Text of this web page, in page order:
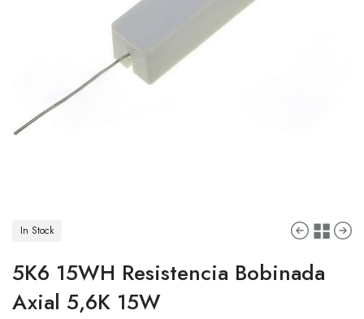
In Stock
5K6 15WH Resistencia Bobinada
Axial 5,6K 15W